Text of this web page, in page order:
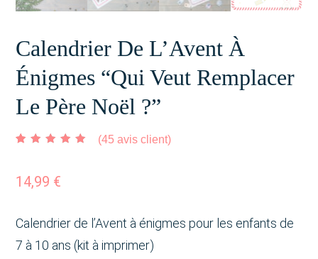
Calendrier De L’Avent À
Énigmes “Qui Veut Remplacer
Le Père Noël ?”
(45 avis client)
14,99 €
Calendrier de l’Avent à énigmes pour les enfants de
7 à 10 ans (kit à imprimer)